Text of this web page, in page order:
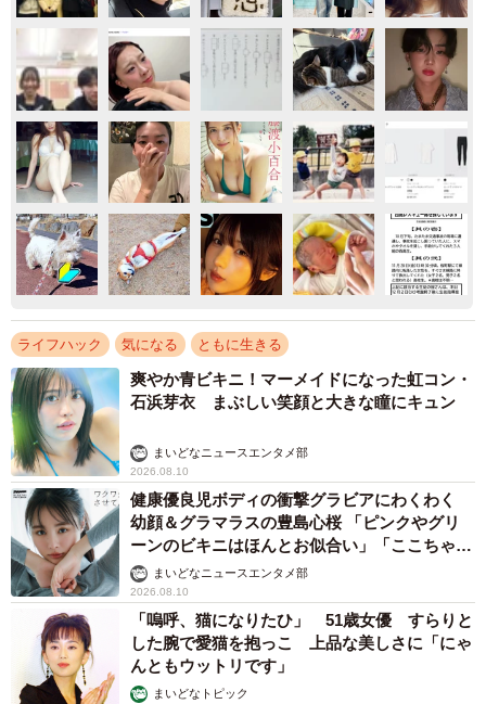
ライフハック 気になる ともに生きる
爽やか青ビキニ！マーメイドになった虹コン・
石浜芽衣 まぶしい笑顔と大きな瞳にキュン
まいどなニュースエンタメ部
2026.08.10
健康優良児ボディの衝撃グラビアにわくわく
幼顔＆グラマラスの豊島心桜 「ピンクやグリ
ーンのビキニはほんとお似合い」「ここちゃん
天使 また可愛くなった」
まいどなニュースエンタメ部
2026.08.10
「嗚呼、猫になりたひ」 51歳女優 すらりと
した腕で愛猫を抱っこ 上品な美しさに「にゃ
んともウットリです」
まいどなトピック